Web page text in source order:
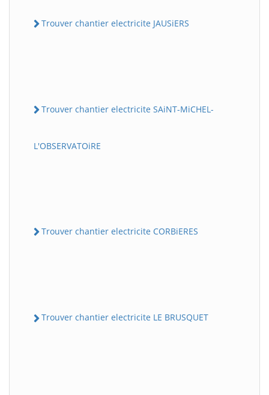
Trouver chantier electricite JAUSiERS
Trouver chantier electricite SAiNT-MiCHEL-
L'OBSERVATOiRE
Trouver chantier electricite CORBiERES
Trouver chantier electricite LE BRUSQUET